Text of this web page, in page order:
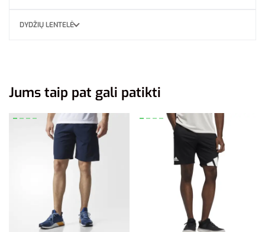
DYDŽIŲ LENTELĖ
Jums taip pat gali patikti